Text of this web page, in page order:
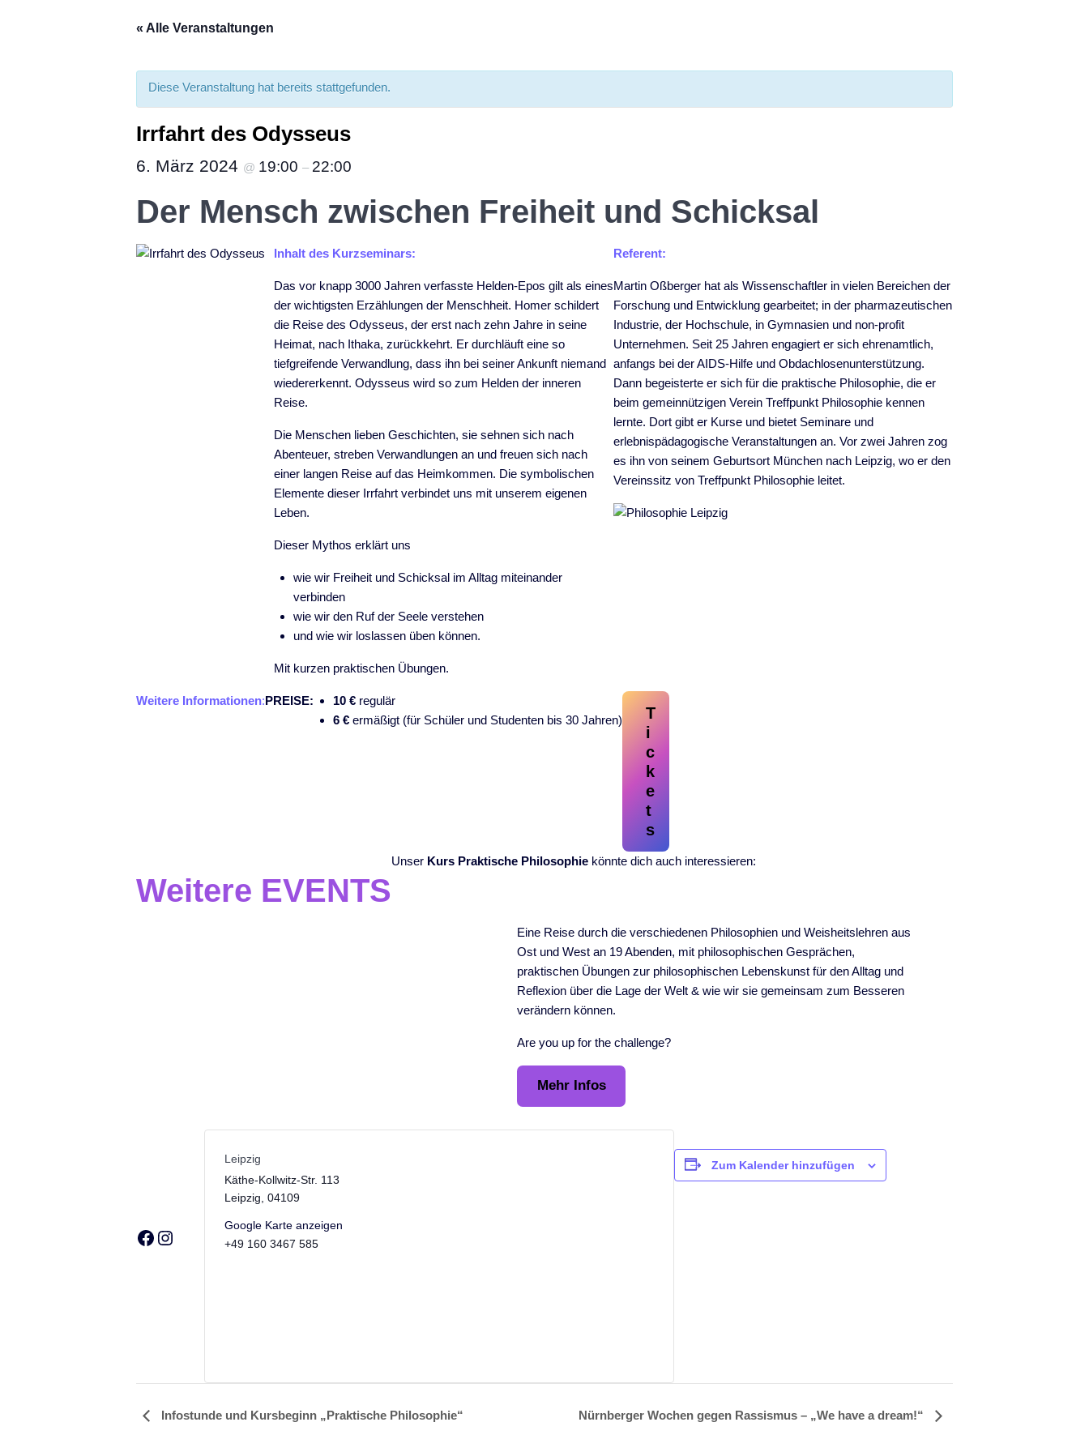
« Alle Veranstaltungen
Diese Veranstaltung hat bereits stattgefunden.
Irrfahrt des Odysseus
6. März 2024 @ 19:00 – 22:00
Der Mensch zwischen Freiheit und Schicksal
Inhalt des Kurzseminars:
Das vor knapp 3000 Jahren verfasste Helden-Epos gilt als eines
der wichtigsten Erzählungen der Menschheit. Homer schildert
die Reise des Odysseus, der erst nach zehn Jahre in seine
Heimat, nach Ithaka, zurückkehrt. Er durchläuft eine so
tiefgreifende Verwandlung, dass ihn bei seiner Ankunft niemand
wiedererkennt. Odysseus wird so zum Helden der inneren
Reise.
Die Menschen lieben Geschichten, sie sehnen sich nach
Abenteuer, streben Verwandlungen an und freuen sich nach
einer langen Reise auf das Heimkommen. Die symbolischen
Elemente dieser Irrfahrt verbindet uns mit unserem eigenen
Leben.
Dieser Mythos erklärt uns
wie wir Freiheit und Schicksal im Alltag miteinander
verbinden
wie wir den Ruf der Seele verstehen
und wie wir loslassen üben können.
Mit kurzen praktischen Übungen.
Referent:
Martin Oßberger hat als Wissenschaftler in vielen Bereichen der
Forschung und Entwicklung gearbeitet; in der pharmazeutischen
Industrie, der Hochschule, in Gymnasien und non-profit
Unternehmen. Seit 25 Jahren engagiert er sich ehrenamtlich,
anfangs bei der AIDS-Hilfe und Obdachlosenunterstützung.
Dann begeisterte er sich für die praktische Philosophie, die er
beim gemeinnützigen Verein Treffpunkt Philosophie kennen
lernte. Dort gibt er Kurse und bietet Seminare und
erlebnispädagogische Veranstaltungen an. Vor zwei Jahren zog
es ihn von seinem Geburtsort München nach Leipzig, wo er den
Vereinssitz von Treffpunkt Philosophie leitet.
Weitere Informationen:PREISE: 10 € regulär
6 € ermäßigt (für Schüler und Studenten bis 30 Jahren)
T
i
c
k
e
t
s
Weitere EVENTS
Unser Kurs Praktische Philosophie könnte dich auch interessieren:
Eine Reise durch die verschiedenen Philosophien und Weisheitslehren aus
Ost und West an 19 Abenden, mit philosophischen Gesprächen,
praktischen Übungen zur philosophischen Lebenskunst für den Alltag und
Reflexion über die Lage der Welt & wie wir sie gemeinsam zum Besseren
verändern können.
Are you up for the challenge?
Mehr Infos
Facebook
Instagram
Leipzig
Käthe-Kollwitz-Str. 113
Leipzig 04109
Google Karte anzeigen
+49 160 3467 585
Zum Kalender hinzufügen
V
Infostunde und Kursbeginn „Praktische Philosophie“ Nürnberger Wochen gegen Rassismus – „We have a dream!“